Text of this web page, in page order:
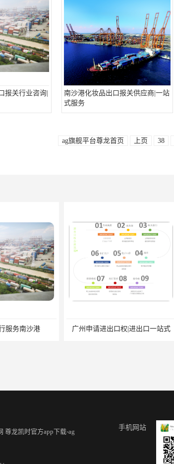
报关行业咨询|
南沙港化妆品出口报关供应商|一站
式服务
ag旗舰平台尊龙首页 上页 38
服务南沙港 广州申请进出口权|进出口一站式
尊龙凯时官方app下载-ag
手机网站